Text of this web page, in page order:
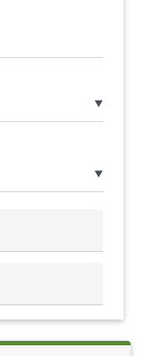
▼
▼